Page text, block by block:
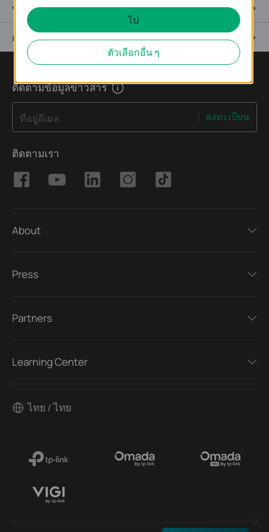
ข้อมูลจำเพาะ
ฝ่ายสนับสนุน
ติดตามข้อมูลข่าวสาร
ที่อยู่อีเมล ลงทะเบียน
ติดตามเรา
About
Press
Partners
Learning Center
ไทย / ไทย
ไป
ตัวเลือกอื่น ๆ